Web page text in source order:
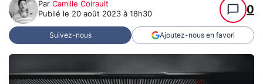
Par Camille Coirault
Publié le 20 août 2023 à 18h30 0
Suivez-nous Ajoutez-nous en favori